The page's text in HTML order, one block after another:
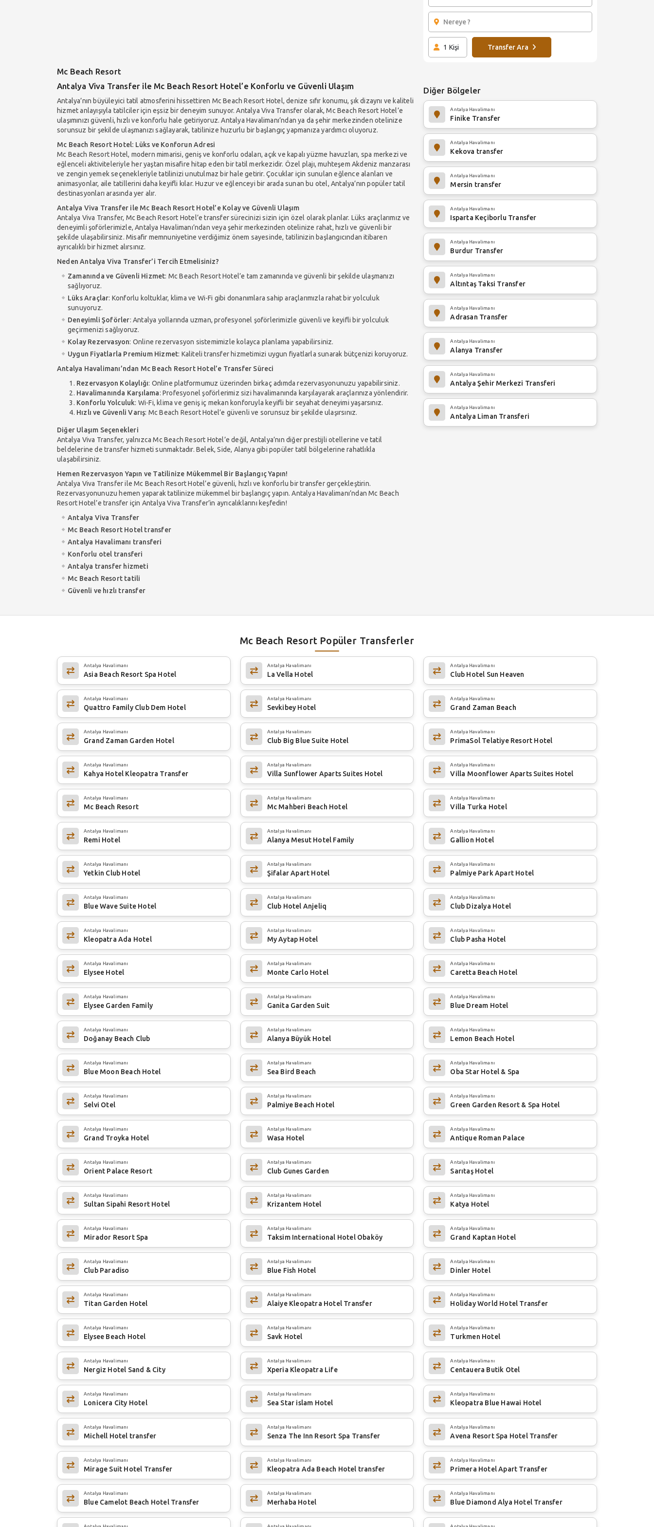
Mc Beach Resort
Antalya Viva Transfer ile Mc Beach Resort Hotel’e Konforlu ve Güvenli Ulaşım
Antalya’nın büyüleyici tatil atmosferini hissettiren Mc Beach Resort Hotel, denize sıfır konumu, şık dizaynı ve kaliteli
hizmet anlayışıyla tatilciler için eşsiz bir deneyim sunuyor. Antalya Viva Transfer olarak, Mc Beach Resort Hotel’e
ulaşımınızı güvenli, hızlı ve konforlu hale getiriyoruz. Antalya Havalimanı’ndan ya da şehir merkezinden otelinize
sorunsuz bir şekilde ulaşmanızı sağlayarak, tatilinize huzurlu bir başlangıç yapmanıza yardımcı oluyoruz.
Mc Beach Resort Hotel: Lüks ve Konforun Adresi
Mc Beach Resort Hotel, modern mimarisi, geniş ve konforlu odaları, açık ve kapalı yüzme havuzları, spa merkezi ve
eğlenceli aktiviteleriyle her yaştan misafire hitap eden bir tatil merkezidir. Özel plajı, muhteşem Akdeniz manzarası
ve zengin yemek seçenekleriyle tatilinizi unutulmaz bir hale getirir. Çocuklar için sunulan eğlence alanları ve
animasyonlar, aile tatillerini daha keyifli kılar. Huzur ve eğlenceyi bir arada sunan bu otel, Antalya’nın popüler tatil
destinasyonları arasında yer alır.
Antalya Viva Transfer ile Mc Beach Resort Hotel’e Kolay ve Güvenli Ulaşım
Antalya Viva Transfer, Mc Beach Resort Hotel’e transfer sürecinizi sizin için özel olarak planlar. Lüks araçlarımız ve
deneyimli şoförlerimizle, Antalya Havalimanı’ndan veya şehir merkezinden otelinize rahat, hızlı ve güvenli bir
şekilde ulaşabilirsiniz. Misafir memnuniyetine verdiğimiz önem sayesinde, tatilinizin başlangıcından itibaren
ayrıcalıklı bir hizmet alırsınız.
Neden Antalya Viva Transfer’i Tercih Etmelisiniz?
Zamanında ve Güvenli Hizmet: Mc Beach Resort Hotel’e tam zamanında ve güvenli bir şekilde ulaşmanızı
sağlıyoruz.
Lüks Araçlar: Konforlu koltuklar, klima ve Wi-Fi gibi donanımlara sahip araçlarımızla rahat bir yolculuk
sunuyoruz.
Deneyimli Şoförler: Antalya yollarında uzman, profesyonel şoförlerimizle güvenli ve keyifli bir yolculuk
geçirmenizi sağlıyoruz.
Kolay Rezervasyon: Online rezervasyon sistemimizle kolayca planlama yapabilirsiniz.
Uygun Fiyatlarla Premium Hizmet: Kaliteli transfer hizmetimizi uygun fiyatlarla sunarak bütçenizi koruyoruz.
Antalya Havalimanı’ndan Mc Beach Resort Hotel’e Transfer Süreci
Rezervasyon Kolaylığı: Online platformumuz üzerinden birkaç adımda rezervasyonunuzu yapabilirsiniz.
Havalimanında Karşılama: Profesyonel şoförlerimiz sizi havalimanında karşılayarak araçlarınıza yönlendirir.
Konforlu Yolculuk: Wi-Fi, klima ve geniş iç mekan konforuyla keyifli bir seyahat deneyimi yaşarsınız.
Hızlı ve Güvenli Varış: Mc Beach Resort Hotel’e güvenli ve sorunsuz bir şekilde ulaşırsınız.
Diğer Ulaşım Seçenekleri
Antalya Viva Transfer, yalnızca Mc Beach Resort Hotel’e değil, Antalya’nın diğer prestijli otellerine ve tatil
beldelerine de transfer hizmeti sunmaktadır. Belek, Side, Alanya gibi popüler tatil bölgelerine rahatlıkla
ulaşabilirsiniz.
Hemen Rezervasyon Yapın ve Tatilinize Mükemmel Bir Başlangıç Yapın!
Antalya Viva Transfer ile Mc Beach Resort Hotel’e güvenli, hızlı ve konforlu bir transfer gerçekleştirin.
Rezervasyonunuzu hemen yaparak tatilinize mükemmel bir başlangıç yapın. Antalya Havalimanı’ndan Mc Beach
Resort Hotel’e transfer için Antalya Viva Transfer’in ayrıcalıklarını keşfedin!
Antalya Viva Transfer
Mc Beach Resort Hotel transfer
Antalya Havalimanı transferi
Konforlu otel transferi
Antalya transfer hizmeti
Mc Beach Resort tatili
Güvenli ve hızlı transfer
1 Kişi Transfer Ara
Diğer Bölgeler
Antalya Havalimanı
Finike Transfer
Antalya Havalimanı
Kekova transfer
Antalya Havalimanı
Mersin transfer
Antalya Havalimanı
Isparta Keçiborlu Transfer
Antalya Havalimanı
Burdur Transfer
Antalya Havalimanı
Altıntaş Taksi Transfer
Antalya Havalimanı
Adrasan Transfer
Antalya Havalimanı
Alanya Transfer
Antalya Havalimanı
Antalya Şehir Merkezi Transferi
Antalya Havalimanı
Antalya Liman Transferi
Mc Beach Resort Popüler Transferler
Antalya Havalimanı
Asia Beach Resort Spa Hotel
Antalya Havalimanı
La Vella Hotel
Antalya Havalimanı
Club Hotel Sun Heaven
Antalya Havalimanı
Quattro Family Club Dem Hotel
Antalya Havalimanı
Sevkibey Hotel
Antalya Havalimanı
Grand Zaman Beach
Antalya Havalimanı
Grand Zaman Garden Hotel
Antalya Havalimanı
Club Big Blue Suite Hotel
Antalya Havalimanı
PrimaSol Telatiye Resort Hotel
Antalya Havalimanı
Kahya Hotel Kleopatra Transfer
Antalya Havalimanı
Villa Sunflower Aparts Suites Hotel
Antalya Havalimanı
Villa Moonflower Aparts Suites Hotel
Antalya Havalimanı
Mc Beach Resort
Antalya Havalimanı
Mc Mahberi Beach Hotel
Antalya Havalimanı
Villa Turka Hotel
Antalya Havalimanı
Remi Hotel
Antalya Havalimanı
Alanya Mesut Hotel Family
Antalya Havalimanı
Gallion Hotel
Antalya Havalimanı
Yetkin Club Hotel
Antalya Havalimanı
Şifalar Apart Hotel
Antalya Havalimanı
Palmiye Park Apart Hotel
Antalya Havalimanı
Blue Wave Suite Hotel
Antalya Havalimanı
Club Hotel Anjeliq
Antalya Havalimanı
Club Dizalya Hotel
Antalya Havalimanı
Kleopatra Ada Hotel
Antalya Havalimanı
My Aytap Hotel
Antalya Havalimanı
Club Pasha Hotel
Antalya Havalimanı
Elysee Hotel
Antalya Havalimanı
Monte Carlo Hotel
Antalya Havalimanı
Caretta Beach Hotel
Antalya Havalimanı
Elysee Garden Family
Antalya Havalimanı
Ganita Garden Suit
Antalya Havalimanı
Blue Dream Hotel
Antalya Havalimanı
Doğanay Beach Club
Antalya Havalimanı
Alanya Büyük Hotel
Antalya Havalimanı
Lemon Beach Hotel
Antalya Havalimanı
Blue Moon Beach Hotel
Antalya Havalimanı
Sea Bird Beach
Antalya Havalimanı
Oba Star Hotel & Spa
Antalya Havalimanı
Selvi Otel
Antalya Havalimanı
Palmiye Beach Hotel
Antalya Havalimanı
Green Garden Resort & Spa Hotel
Antalya Havalimanı
Grand Troyka Hotel
Antalya Havalimanı
Wasa Hotel
Antalya Havalimanı
Antique Roman Palace
Antalya Havalimanı
Orient Palace Resort
Antalya Havalimanı
Club Gunes Garden
Antalya Havalimanı
Sarıtaş Hotel
Antalya Havalimanı
Sultan Sipahi Resort Hotel
Antalya Havalimanı
Krizantem Hotel
Antalya Havalimanı
Katya Hotel
Antalya Havalimanı
Mirador Resort Spa
Antalya Havalimanı
Taksim International Hotel Obaköy
Antalya Havalimanı
Grand Kaptan Hotel
Antalya Havalimanı
Club Paradiso
Antalya Havalimanı
Blue Fish Hotel
Antalya Havalimanı
Dinler Hotel
Antalya Havalimanı
Titan Garden Hotel
Antalya Havalimanı
Alaiye Kleopatra Hotel Transfer
Antalya Havalimanı
Holiday World Hotel Transfer
Antalya Havalimanı
Elysee Beach Hotel
Antalya Havalimanı
Savk Hotel
Antalya Havalimanı
Turkmen Hotel
Antalya Havalimanı
Nergiz Hotel Sand & City
Antalya Havalimanı
Xperia Kleopatra Life
Antalya Havalimanı
Centauera Butik Otel
Antalya Havalimanı
Lonicera City Hotel
Antalya Havalimanı
Sea Star islam Hotel
Antalya Havalimanı
Kleopatra Blue Hawai Hotel
Antalya Havalimanı
Michell Hotel transfer
Antalya Havalimanı
Senza The Inn Resort Spa Transfer
Antalya Havalimanı
Avena Resort Spa Hotel Transfer
Antalya Havalimanı
Mirage Suit Hotel Transfer
Antalya Havalimanı
Kleopatra Ada Beach Hotel transfer
Antalya Havalimanı
Primera Hotel Apart Transfer
Antalya Havalimanı
Blue Camelot Beach Hotel Transfer
Antalya Havalimanı
Merhaba Hotel
Antalya Havalimanı
Blue Diamond Alya Hotel Transfer